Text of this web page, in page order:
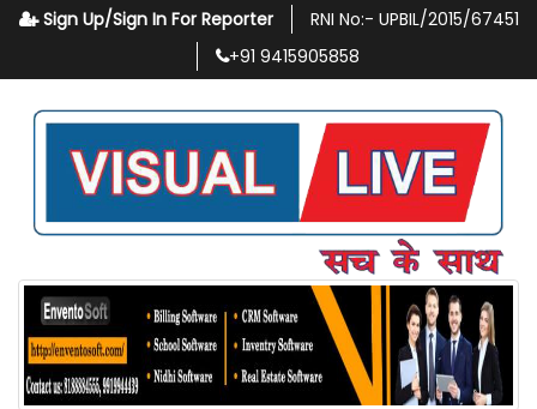
Sign Up/Sign In For Reporter RNI No:- UPBIL/2015/67451
+91 9415905858